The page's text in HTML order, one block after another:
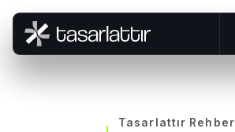
Tasarlattır Rehber